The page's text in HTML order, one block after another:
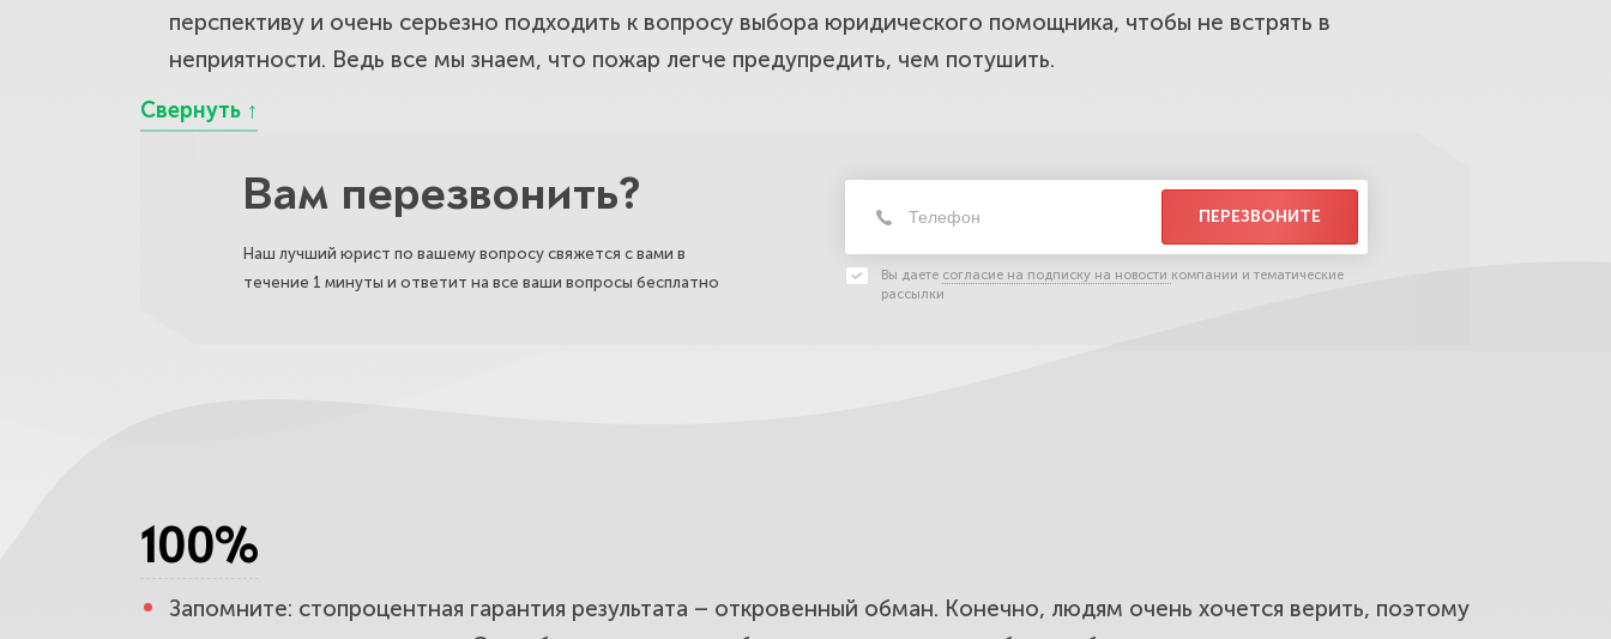
перспективу и очень серьезно подходить к вопросу выбора юридического помощника, чтобы не встрять в
неприятности. Ведь все мы знаем, что пожар легче предупредить, чем потушить.
Вам перезвонить?
Наш лучший юрист по вашему вопросу свяжется с вами в
течение 1 минуты и ответит на все ваши вопросы бесплатно
ПЕРЕЗВОНИТЕ
Вы даете согласие на подписку на новости компании и тематические
рассылки
100%
Запомните: стопроцентная гарантия результата – откровенный обман. Конечно, людям очень хочется верить, поэтому